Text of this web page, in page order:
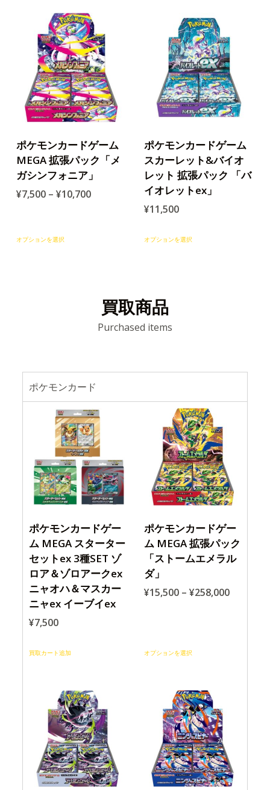
ポケモンカードゲーム
MEGA 拡張パック「メ
ガシンフォニア」
¥7,500– ¥10,700
オプションを選択
ポケモンカードゲーム
スカーレット&バイオ
レット 拡張パック 「バ
イオレットex」
¥11,500
オプションを選択
買取商品
Purchased items
ポケモンカード
ポケモンカードゲー
ム MEGA スターター
セットex 3種SET ゾ
ロア＆ゾロアークex
ニャオハ＆マスカー
ニャex イーブイex
¥7,500
買取カート追加
ポケモンカードゲー
ム MEGA 拡張パック
「ストームエメラル
ダ」
¥15,500– ¥258,000
オプションを選択